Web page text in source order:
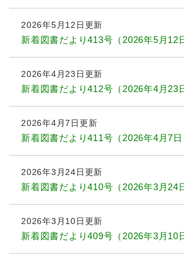
2026年5月12日更新
新着図書だより413号（2026年5月12
2026年4月23日更新
新着図書だより412号（2026年4月23
2026年4月7日更新
新着図書だより411号（2026年4月7日
2026年3月24日更新
新着図書だより410号（2026年3月24
2026年3月10日更新
新着図書だより409号（2026年3月10